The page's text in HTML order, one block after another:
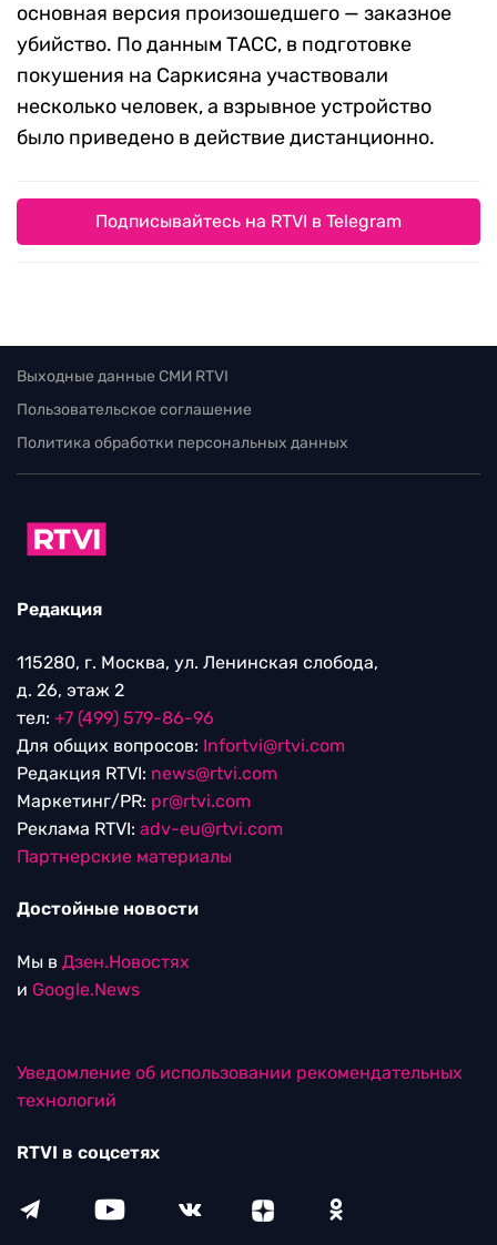
основная версия произошедшего — заказное
убийство. По данным ТАСС, в подготовке
покушения на Саркисяна участвовали
несколько человек, а взрывное устройство
было приведено в действие дистанционно.
Подписывайтесь на RTVI в Telegram
Выходные данные СМИ RTVI
Пользовательское соглашение
Политика обработки персональных данных
Редакция
115280, г. Москва, ул. Ленинская слобода,
д. 26, этаж 2
тел: +7 (499) 579-86-96
Для общих вопросов: Infortvi@rtvi.com
Редакция RTVI: news@rtvi.com
Маркетинг/PR: pr@rtvi.com
Реклама RTVI: adv-eu@rtvi.com
Партнерские материалы
Достойные новости
Мы в Дзен.Новостях
и Google.News
Уведомление об использовании рекомендательных
технологий
RTVI в соцсетях